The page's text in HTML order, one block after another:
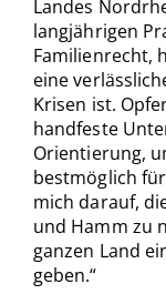
Landes
langjährigen
Familienrecht,
eine
Krisen ist.
handfeste
Orientierung,
bestmöglich
mich darauf,
und Hamm zu
ganzen Land
geben.“